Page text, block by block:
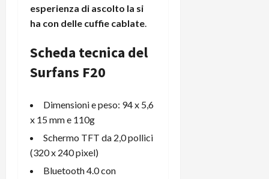
esperienza di ascolto la si
ha con delle cuffie cablate.
Scheda tecnica del
Surfans F20
Dimensioni e peso: 94 x 5,6
x 15 mm e 110g
Schermo TFT da 2,0 pollici
(320 x 240 pixel)
Bluetooth 4.0 con